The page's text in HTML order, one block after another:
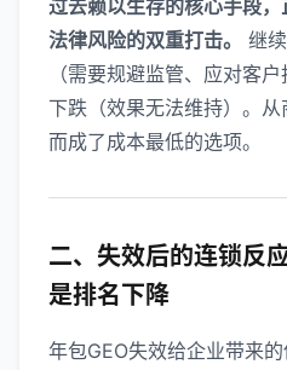
过去赖以生存的核心手段
法律风险的双重打击。
继
（需要规避监管、应对客
下跌（效果无法维持）。
而成了成本最低的选项。
二、失效后的连锁反
是排名下降
年包GEO失效给企业带来